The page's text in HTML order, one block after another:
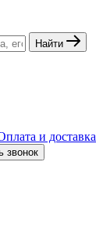
Найти
и доставка
звонок